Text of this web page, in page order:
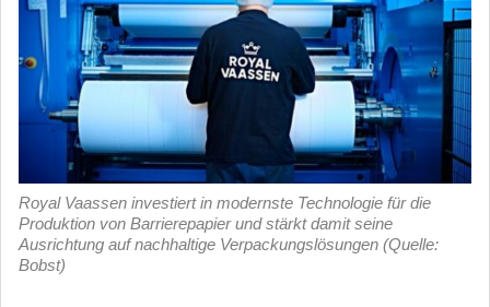
Royal Vaassen investiert in modernste Technologie für die
Produktion von Barrierepapier und stärkt damit seine
Ausrichtung auf nachhaltige Verpackungslösungen (Quelle:
Bobst)